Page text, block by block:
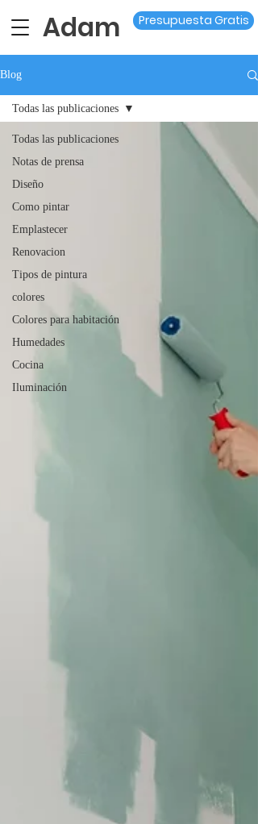
Adam Presupuesta Gratis
Blog
Todas las publicaciones
Notas de prensa
Diseño
Como pintar
Emplastecer
Renovacion
Tipos de pintura
colores
Colores para habitación
Humedades
Cocina
Iluminación
Todas las publicaciones